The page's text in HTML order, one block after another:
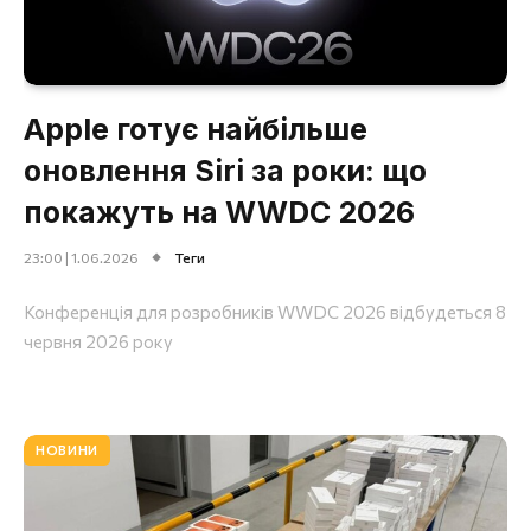
Apple готує найбільше
оновлення Siri за роки: що
покажуть на WWDC 2026
23:00 | 1.06.2026 Теги
Конференція для розробників WWDC 2026 відбудеться 8
червня 2026 року
НОВИНИ